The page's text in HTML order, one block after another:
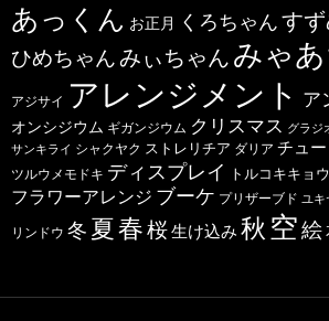
あっくん お正月 くろちゃんす
ひめちゃんみぃちゃん みゃ
アジサイ アレンジメント ア
オンシジウム ギガンジウム クリスマス グラジ
サンキライ シャクヤク ストレリチア ダリア チュ
ツルウメモドキ ディスプレイ トルコキキョウ
フラワーアレンジ ブーケ プリザーブド ユ
リンドウ 冬 夏春桜生け込み 秋 空絵